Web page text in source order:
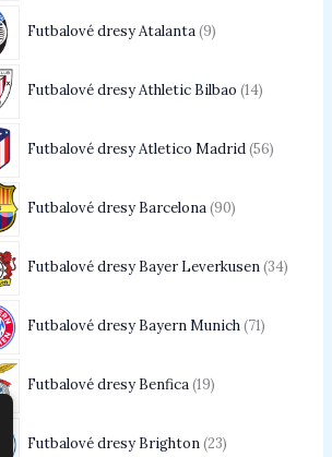
Futbalové dresy Atalanta 9
Futbalové dresy Athletic Bilbao 14
Futbalové dresy Atletico Madrid 56
Futbalové dresy Barcelona 90
Futbalové dresy Bayer Leverkusen 34
Futbalové dresy Bayern Munich 71
Futbalové dresy Benfica 19
Futbalové dresy Brighton 23